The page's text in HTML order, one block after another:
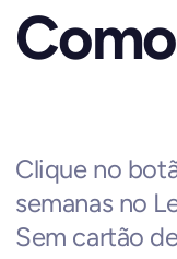
Clique no
semanas no
Sem cartão